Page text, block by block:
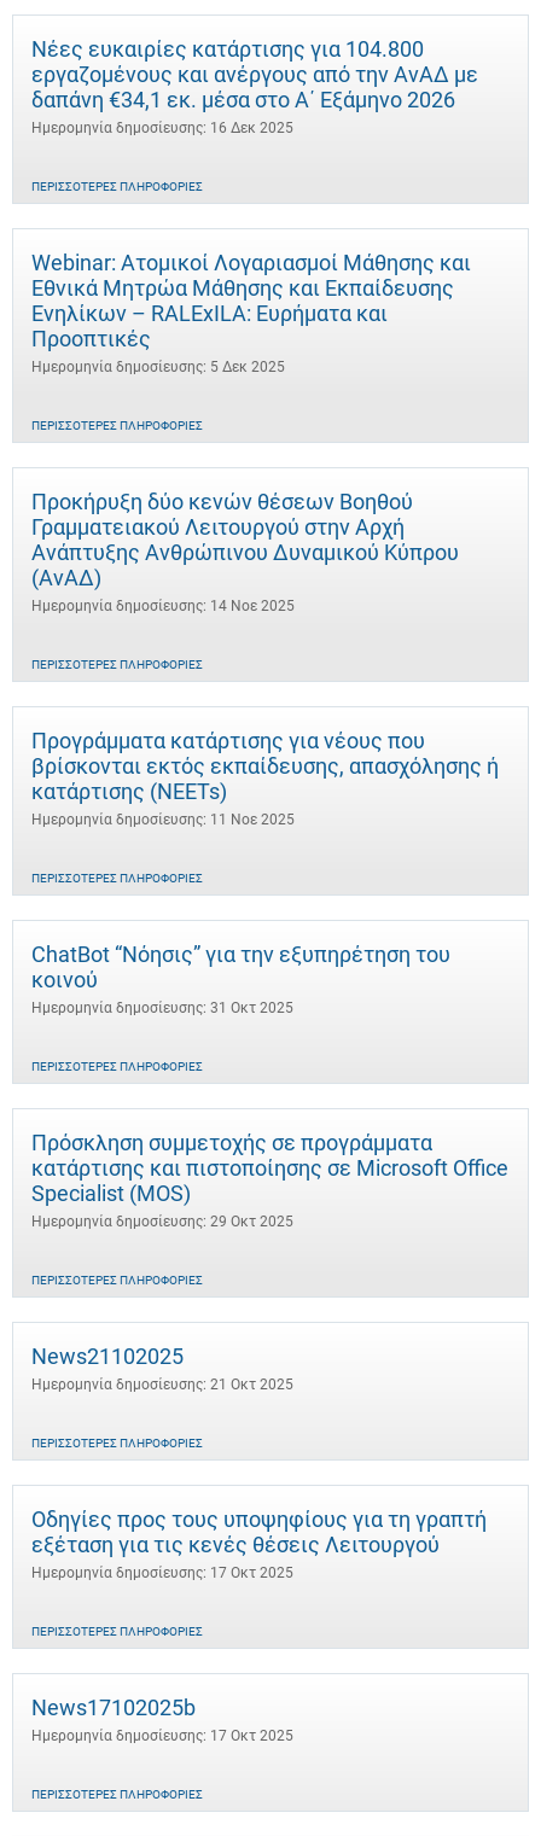
Νέες ευκαιρίες κατάρτισης για 104.800
εργαζομένους και ανέργους από την ΑνΑΔ με
δαπάνη €34,1 εκ. μέσα στο Α΄ Εξάμηνο 2026
Ημερομηνία δημοσίευσης: 16 Δεκ 2025
ΠΕΡΙΣΣΌΤΕΡΕΣ ΠΛΗΡΟΦΟΡΊΕΣ
Webinar: Ατομικοί Λογαριασμοί Μάθησης και
Εθνικά Μητρώα Μάθησης και Εκπαίδευσης
Ενηλίκων – RALExILA: Ευρήματα και
Προοπτικές
Ημερομηνία δημοσίευσης: 5 Δεκ 2025
ΠΕΡΙΣΣΌΤΕΡΕΣ ΠΛΗΡΟΦΟΡΊΕΣ
Προκήρυξη δύο κενών θέσεων Βοηθού
Γραμματειακού Λειτουργού στην Αρχή
Ανάπτυξης Ανθρώπινου Δυναμικού Κύπρου
(ΑνΑΔ)
Ημερομηνία δημοσίευσης: 14 Νοε 2025
ΠΕΡΙΣΣΌΤΕΡΕΣ ΠΛΗΡΟΦΟΡΊΕΣ
Προγράμματα κατάρτισης για νέους που
βρίσκονται εκτός εκπαίδευσης, απασχόλησης ή
κατάρτισης (NEETs)
Ημερομηνία δημοσίευσης: 11 Νοε 2025
ΠΕΡΙΣΣΌΤΕΡΕΣ ΠΛΗΡΟΦΟΡΊΕΣ
ChatBot “Νόησις” για την εξυπηρέτηση του
κοινού
Ημερομηνία δημοσίευσης: 31 Οκτ 2025
ΠΕΡΙΣΣΌΤΕΡΕΣ ΠΛΗΡΟΦΟΡΊΕΣ
Πρόσκληση συμμετοχής σε προγράμματα
κατάρτισης και πιστοποίησης σε Microsoft Office
Specialist (MOS)
Ημερομηνία δημοσίευσης: 29 Οκτ 2025
ΠΕΡΙΣΣΌΤΕΡΕΣ ΠΛΗΡΟΦΟΡΊΕΣ
News21102025
Ημερομηνία δημοσίευσης: 21 Οκτ 2025
ΠΕΡΙΣΣΌΤΕΡΕΣ ΠΛΗΡΟΦΟΡΊΕΣ
Οδηγίες προς τους υποψηφίους για τη γραπτή
εξέταση για τις κενές θέσεις Λειτουργού
Ημερομηνία δημοσίευσης: 17 Οκτ 2025
ΠΕΡΙΣΣΌΤΕΡΕΣ ΠΛΗΡΟΦΟΡΊΕΣ
News17102025b
Ημερομηνία δημοσίευσης: 17 Οκτ 2025
ΠΕΡΙΣΣΌΤΕΡΕΣ ΠΛΗΡΟΦΟΡΊΕΣ